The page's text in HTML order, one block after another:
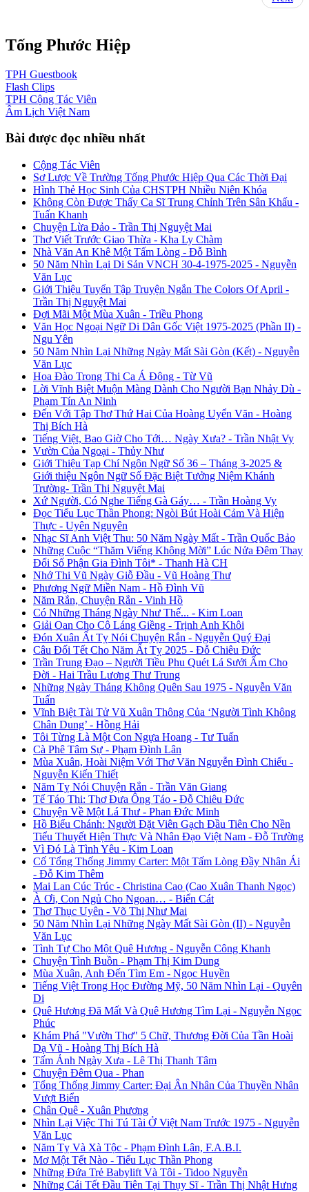
Tống Phước Hiệp
TPH Guestbook
Flash Clips
TPH Cộng Tác Viên
Âm Lịch Việt Nam
Bài được đọc nhiều nhất
Cộng Tác Viên
Sơ Lược Về Trường Tống Phước Hiệp Qua Các Thời Đại
Hình Thẻ Học Sinh Của CHSTPH Nhiều Niên Khóa
Không Còn Được Thấy Ca Sĩ Trung Chỉnh Trên Sân Khấu -
Tuấn Khanh
Chuyện Lừa Đảo - Trần Thị Nguyệt Mai
Thơ Viết Trước Giao Thừa - Kha Ly Chàm
Nhà Văn An Khê Một Tấm Lòng - Đỗ Bình
50 Năm Nhìn Lại Di Sản VNCH 30-4-1975-2025 - Nguyễn
Văn Lục
Giới Thiệu Tuyển Tập Truyện Ngắn The Colors Of April -
Trần Thị Nguyệt Mai
Đợi Mãi Một Mùa Xuân - Triều Phong
Văn Học Ngoại Ngữ Di Dân Gốc Việt 1975-2025 (Phần II) -
Ngu Yên
50 Năm Nhìn Lại Những Ngày Mất Sài Gòn (Kết) - Nguyễn
Văn Lục
Hoa Đào Trong Thi Ca Á Đông - Từ Vũ
Lời Vĩnh Biệt Muộn Màng Dành Cho Người Bạn Nhảy Dù -
Phạm Tín An Ninh
Đến Với Tập Thơ Thứ Hai Của Hoàng Uyển Văn - Hoàng
Thị Bích Hà
Tiếng Việt, Bao Giờ Cho Tới… Ngày Xưa? - Trần Nhật Vy
Vườn Của Ngoại - Thủy Như
Giới Thiệu Tạp Chí Ngôn Ngữ Số 36 – Tháng 3-2025 &
Giới thiệu Ngôn Ngữ Số Đặc Biệt Tưởng Niệm Khánh
Trường- Trần Thị Nguyệt Mai
Xứ Người, Có Nghe Tiếng Gà Gáy… - Trần Hoàng Vy
Đọc Tiểu Lục Thần Phong: Ngòi Bút Hoài Cảm Và Hiện
Thực - Uyên Nguyên
Nhạc Sĩ Anh Việt Thu: 50 Năm Ngày Mất - Trần Quốc Bảo
Những Cuộc “Thăm Viếng Không Mời” Lúc Nửa Đêm Thay
Đổi Số Phận Gia Đình Tôi* - Thanh Hà CH
Nhớ Thi Vũ Ngày Giỗ Đầu - Vũ Hoàng Thư
Phương Ngữ Miền Nam - Hồ Đình Vũ
Năm Rắn, Chuyện Rắn - Vinh Hồ
Có Những Tháng Ngày Như Thế... - Kim Loan
Giải Oan Cho Cô Láng Giềng - Trịnh Anh Khôi
Đón Xuân Ất Tỵ Nói Chuyện Rắn - Nguyễn Quý Đại
Câu Đối Tết Cho Năm Ất Tỵ 2025 - Đỗ Chiêu Đức
Trần Trung Đạo – Người Tiều Phu Quét Lá Sưởi Ấm Cho
Đời - Hai Trầu Lương Thư Trung
Những Ngày Tháng Không Quên Sau 1975 - Nguyễn Văn
Tuấn
Vĩnh Biệt Tài Tử Vũ Xuân Thông Của ‘Người Tình Không
Chân Dung’ - Hồng Hải
Tôi Từng Là Một Con Ngựa Hoang - Tư Tuấn
Cà Phê Tâm Sự - Phạm Đình Lân
Mùa Xuân, Hoài Niệm Với Thơ Văn Nguyễn Đình Chiểu -
Nguyễn Kiến Thiết
Năm Tỵ Nói Chuyện Rắn - Trần Văn Giang
Tế Táo Thi: Thơ Đưa Ông Táo - Đỗ Chiêu Đức
Chuyện Về Một Lá Thư - Phan Đức Minh
Hồ Biểu Chánh: Người Đặt Viên Gạch Đầu Tiên Cho Nền
Tiểu Thuyết Hiện Thực Và Nhân Đạo Việt Nam - Đỗ Trường
Vì Đó Là Tình Yêu - Kim Loan
Cố Tổng Thống Jimmy Carter: Một Tấm Lòng Đầy Nhân Ái
- Đỗ Kim Thêm
Mai Lan Cúc Trúc - Christina Cao (Cao Xuân Thanh Ngọc)
À Ơi, Con Ngủ Cho Ngoan… - Biển Cát
Thơ Thục Uyên - Võ Thị Như Mai
50 Năm Nhìn Lại Những Ngày Mất Sài Gòn (II) - Nguyễn
Văn Lục
Tình Tự Cho Một Quê Hương - Nguyễn Công Khanh
Chuyện Tình Buồn - Phạm Thị Kim Dung
Mùa Xuân, Anh Đến Tìm Em - Ngọc Huyền
Tiếng Việt Trong Học Đường Mỹ, 50 Năm Nhìn Lại - Quyên
Di
Quê Hương Đã Mất Và Quê Hương Tìm Lại - Nguyễn Ngọc
Phúc
Khám Phá "Vườn Thơ" 5 Chữ, Thương Đời Của Tần Hoài
Dạ Vũ - Hoàng Thị Bích Hà
Tấm Ảnh Ngày Xưa - Lê Thị Thanh Tâm
Chuyện Đêm Qua - Phan
Tổng Thống Jimmy Carter: Đại Ân Nhân Của Thuyền Nhân
Vượt Biển
Chân Quê - Xuân Phương
Nhìn Lại Việc Thi Tú Tài Ở Việt Nam Trước 1975 - Nguyễn
Văn Lục
Năm Tỵ Và Xà Tộc - Phạm Đình Lân, F.A.B.I.
Mơ Một Tết Nào - Tiểu Lục Thần Phong
Những Đứa Trẻ Babylift Và Tôi - Tidoo Nguyễn
Những Cái Tết Đầu Tiên Tại Thụy Sĩ - Trần Thị Nhật Hưng